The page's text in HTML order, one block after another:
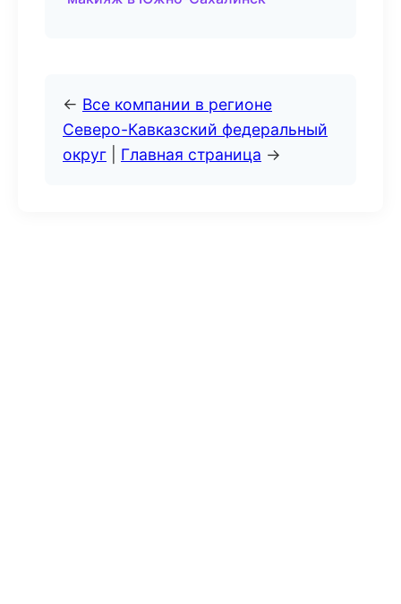
← Все компании в регионе
Северо-Кавказский федеральный
округ
Главная страница →